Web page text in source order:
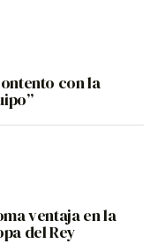
con la
ventaja en la
del Rey